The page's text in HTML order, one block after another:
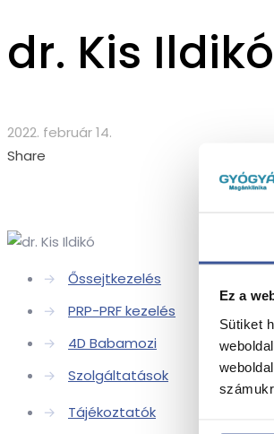
Ez a
Sütiket
dr. Kis Ildikó
2022. február 14.
Share
→
Őssejtkezelés
→
PRP-PRF kezelés
→
4D Babamozi
→
Szolgáltatások
→
Tájékoztatók